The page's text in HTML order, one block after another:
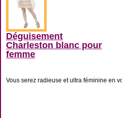
Déguisement
Charleston blanc pour
femme
Vous serez radieuse et ultra féminine en